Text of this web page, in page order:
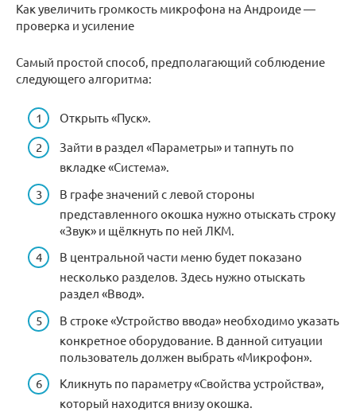
Как увеличить громкость микрофона на Андроиде —
проверка и усиление
Самый простой способ, предполагающий соблюдение
следующего алгоритма:
Открыть «Пуск».
Зайти в раздел «Параметры» и тапнуть по
вкладке «Система».
В графе значений с левой стороны
представленного окошка нужно отыскать строку
«Звук» и щёлкнуть по ней ЛКМ.
В центральной части меню будет показано
несколько разделов. Здесь нужно отыскать
раздел «Ввод».
В строке «Устройство ввода» необходимо указать
конкретное оборудование. В данной ситуации
пользователь должен выбрать «Микрофон».
Кликнуть по параметру «Свойства устройства»,
который находится внизу окошка.